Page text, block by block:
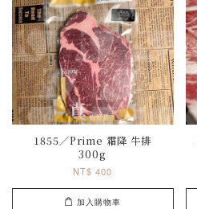
1855／Prime 霜降 牛排
300g
NT$ 400
加入購物車